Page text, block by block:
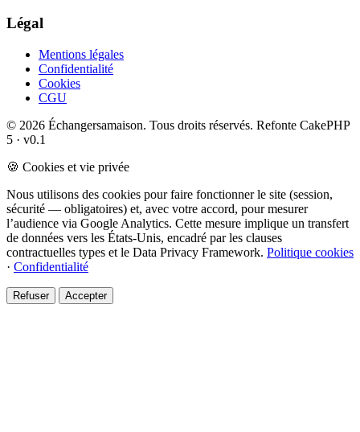
Légal
Mentions légales
Confidentialité
Cookies
CGU
© 2026 Échangersamaison. Tous droits réservés. Refonte CakePHP
5 · v0.1
🍪 Cookies et vie privée
Nous utilisons des cookies pour faire fonctionner le site (session,
sécurité — obligatoires) et, avec votre accord, pour mesurer
l’audience via Google Analytics. Cette mesure implique un transfert
de données vers les États-Unis, encadré par les clauses
contractuelles types et le Data Privacy Framework. Politique cookies
· Confidentialité
Refuser Accepter